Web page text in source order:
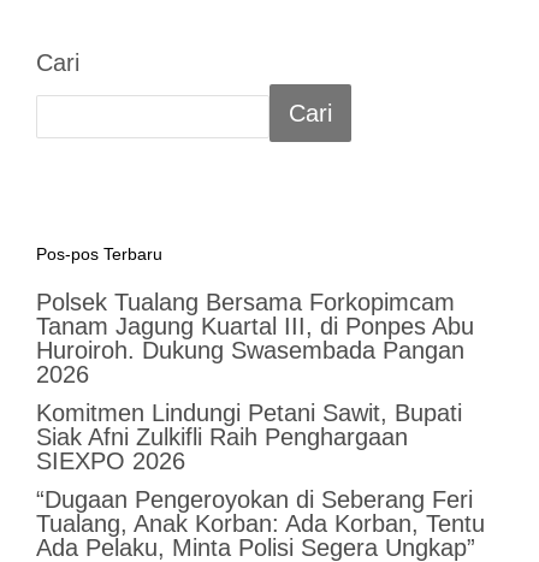
Cari
Cari
Pos-pos Terbaru
Polsek Tualang Bersama Forkopimcam
Tanam Jagung Kuartal III, di Ponpes Abu
Huroiroh. Dukung Swasembada Pangan
2026
Komitmen Lindungi Petani Sawit, Bupati
Siak Afni Zulkifli Raih Penghargaan
SIEXPO 2026
“Dugaan Pengeroyokan di Seberang Feri
Tualang, Anak Korban: Ada Korban, Tentu
Ada Pelaku, Minta Polisi Segera Ungkap”